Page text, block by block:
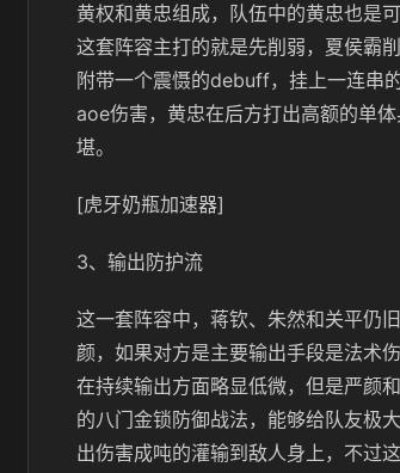
黄权和黄忠组成，队伍中的黄忠也是
这套阵容主打的就是先削弱，夏侯霸
附带一个震慑的debuff，挂上一连串
aoe伤害，黄忠在后方打出高额的单
堪。
[虎牙奶瓶加速器]
3、输出防护流
这一套阵容中，蒋钦、朱然和关平仍
颜，如果对方是主要输出手段是法术
在持续输出方面略显低微，但是严颜
的八门金锁防御战法，能够给队友极
出伤害成吨的灌输到敌人身上，不过